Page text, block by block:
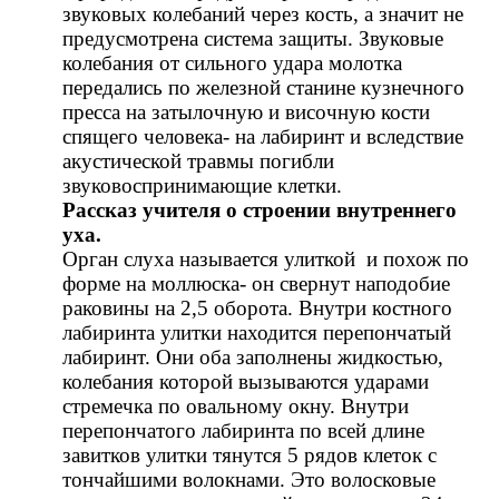
звуковых колебаний через кость, а значит не
предусмотрена система защиты. Звуковые
колебания от сильного удара молотка
передались по железной станине кузнечного
пресса на затылочную и височную кости
спящего человека- на лабиринт и вследствие
акустической травмы погибли
звуковоспринимающие клетки.
Рассказ учителя о строении внутреннего
уха.
Орган слуха называется улиткой и похож по
форме на моллюска- он свернут наподобие
раковины на 2,5 оборота. Внутри костного
лабиринта улитки находится перепончатый
лабиринт. Они оба заполнены жидкостью,
колебания которой вызываются ударами
стремечка по овальному окну. Внутри
перепончатого лабиринта по всей длине
завитков улитки тянутся 5 рядов клеток с
тончайшими волокнами. Это волосковые